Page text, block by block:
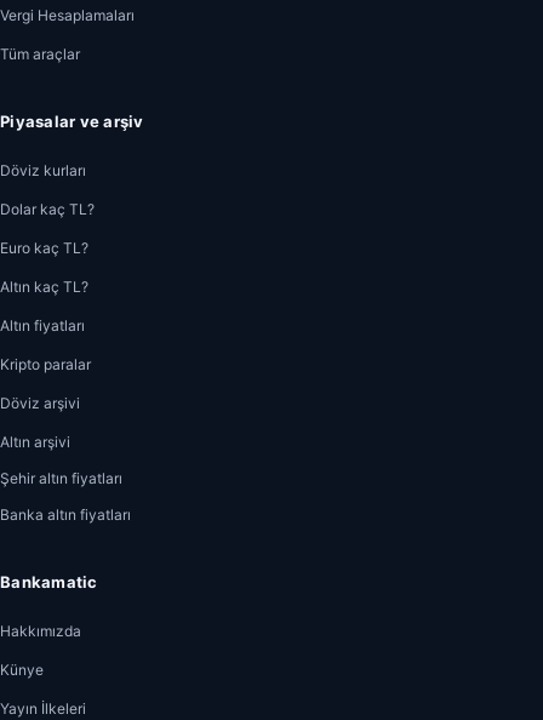
Vergi Hesaplamaları
Tüm araçlar
Piyasalar ve arşiv
Döviz kurları
Dolar kaç TL?
Euro kaç TL?
Altın kaç TL?
Altın fiyatları
Kripto paralar
Döviz arşivi
Altın arşivi
Şehir altın fiyatları
Banka altın fiyatları
Bankamatic
Hakkımızda
Künye
Yayın İlkeleri